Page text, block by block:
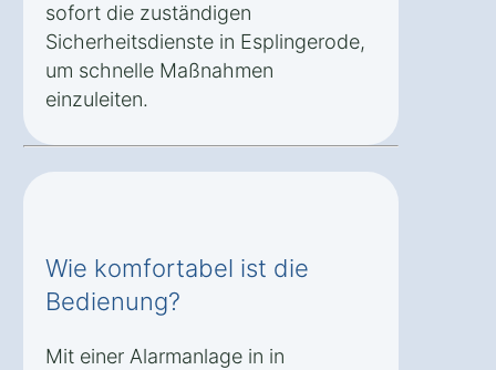
sofort die zuständigen
Sicherheitsdienste in Esplingerode,
um schnelle Maßnahmen
einzuleiten.
Wie komfortabel ist die
Bedienung?
Mit einer Alarmanlage in in